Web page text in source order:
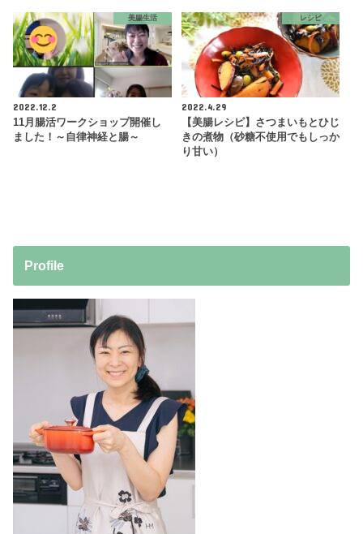
美腸生活
2022.12.2
11月腸活ワークショップ開催し
ました！～自律神経と腸～
レシピ
2022.4.29
【美腸レシピ】さつまいもとひじ
きの煮物（砂糖不使用でもしっか
り甘い）
Profile